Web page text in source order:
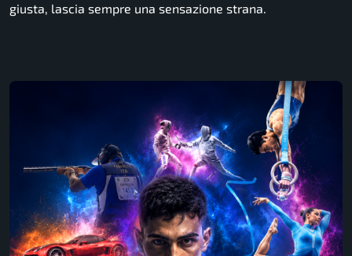
giusta, lascia sempre una sensazione strana.